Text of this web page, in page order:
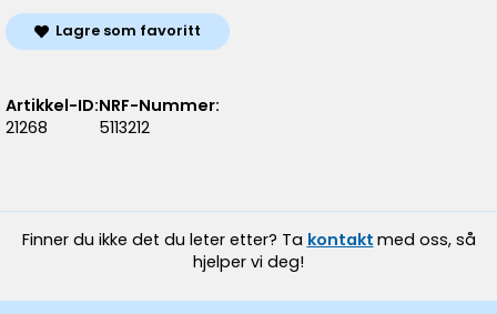
Lagre som favoritt
Artikkel-ID:
21268
NRF-Nummer:
5113212
Finner du ikke det du leter etter? Ta kontakt med oss, så
hjelper vi deg!